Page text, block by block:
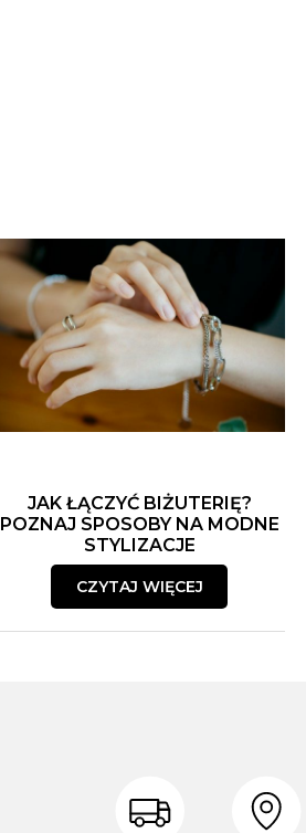
JAK ŁĄCZYĆ BIŻUTERIĘ?
POZNAJ SPOSOBY NA MODNE
STYLIZACJE
CZYTAJ WIĘCEJ